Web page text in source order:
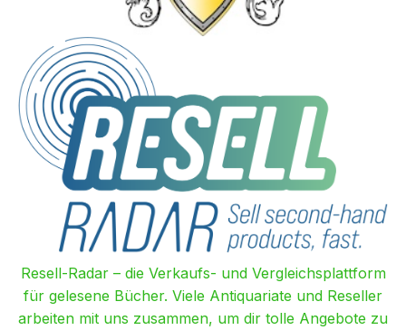
Resell-Radar – die Verkaufs- und Vergleichsplattform
für gelesene Bücher. Viele Antiquariate und Reseller
arbeiten mit uns zusammen, um dir tolle Angebote zu